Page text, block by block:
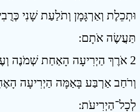
וּתְכֵלֶת וְאַרְגָּמָן וְתֹלַעַת שָׁנִי
תַּעֲשֶׂה אֹתָם ׃
2 אֹרֶךְ הַיְרִיעָה הָאַחַת שְׁמֹנֶה
וְרֹחַב אַרְבַּע בָּאַמָּה הַיְרִיעָה
לְכָל־הַיְרִיעֹת ׃